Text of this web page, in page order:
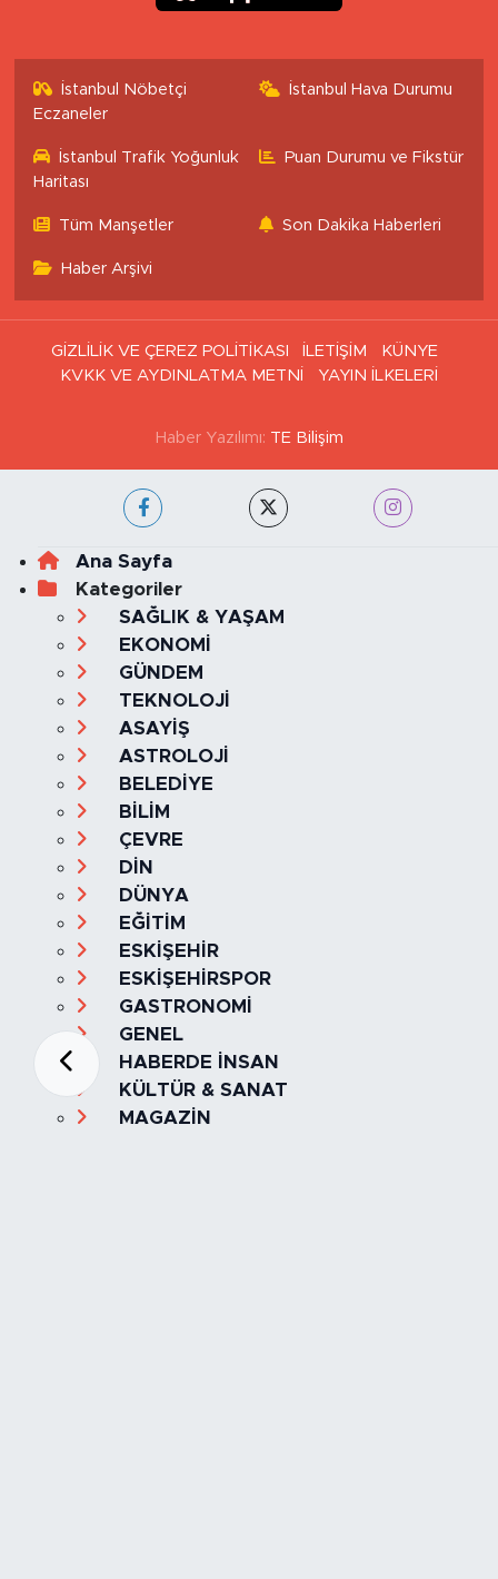
İstanbul Nöbetçi
Eczaneler
İstanbul Hava Durumu
İstanbul Trafik Yoğunluk
Haritası
Puan Durumu ve Fikstür
Tüm Manşetler Son Dakika Haberleri
Haber Arşivi
GİZLİLİK VE ÇEREZ POLİTİKASI İLETİŞİM
KÜNYE
KVKK VE AYDINLATMA METNİ
YAYIN İLKELERİ
Haber Yazılımı: TE Bilişim
Ana Sayfa
Kategoriler
SAĞLIK & YAŞAM
EKONOMİ
GÜNDEM
TEKNOLOJİ
ASAYİŞ
ASTROLOJİ
BELEDİYE
BİLİM
ÇEVRE
DİN
DÜNYA
EĞİTİM
ESKİŞEHİR
ESKİŞEHİRSPOR
GASTRONOMİ
GENEL
HABERDE İNSAN
KÜLTÜR & SANAT
MAGAZİN